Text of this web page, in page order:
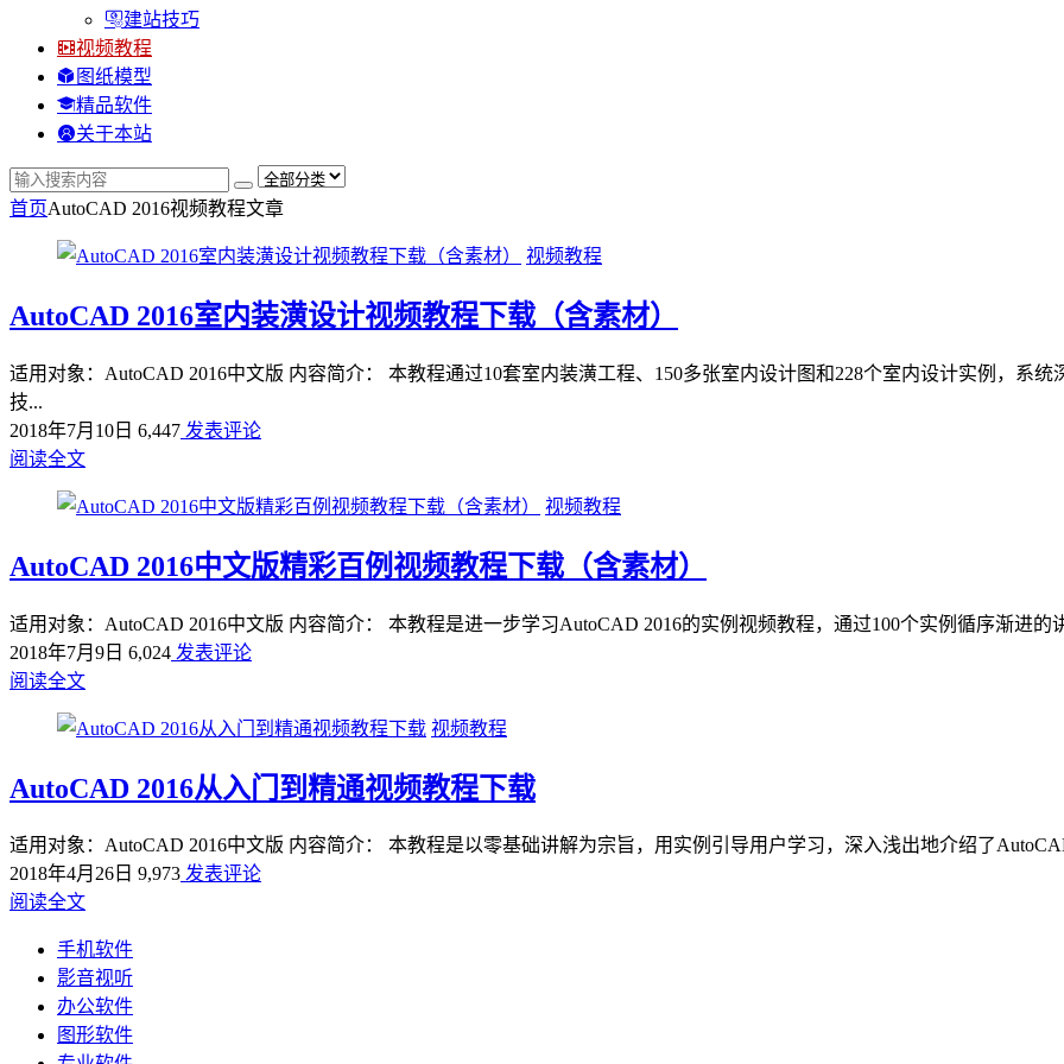
建站技巧
视频教程
图纸模型
精品软件
关于本站
首页AutoCAD 2016视频教程文章
视频教程
AutoCAD 2016室内装潢设计视频教程下载（含素材）
适用对象：AutoCAD 2016中文版 内容简介： 本教程通过10套室内装潢工程、150多张室内设计图和228个室内设计实例，系
技...
2018年7月10日 6,447 发表评论
阅读全文
视频教程
AutoCAD 2016中文版精彩百例视频教程下载（含素材）
适用对象：AutoCAD 2016中文版 内容简介： 本教程是进一步学习AutoCAD 2016的实例视频教程，通过100个实例循序渐进
2018年7月9日 6,024 发表评论
阅读全文
视频教程
AutoCAD 2016从入门到精通视频教程下载
适用对象：AutoCAD 2016中文版 内容简介： 本教程是以零基础讲解为宗旨，用实例引导用户学习，深入浅出地介绍了
2018年4月26日 9,973 发表评论
阅读全文
手机软件
影音视听
办公软件
图形软件